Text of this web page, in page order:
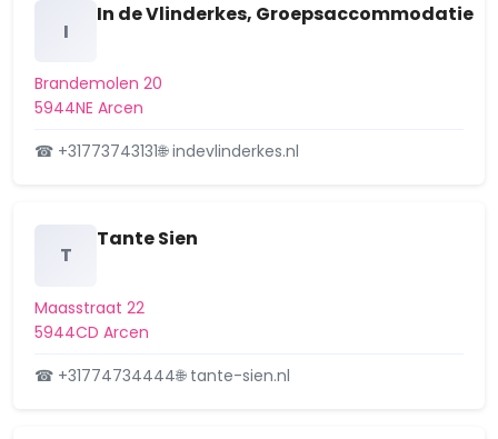
Wijk 51 Belfeld
I
In de Vlinderkes, Groepsaccommodatie
Brandemolen 20
5944NE Arcen
☎ +31773743131🌐 indevlinderkes.nl
T
Tante Sien
Maasstraat 22
5944CD Arcen
☎ +31774734444🌐 tante-sien.nl